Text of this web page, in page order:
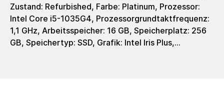
Zustand: Refurbished, Farbe: Platinum, Prozessor:
Intel Core i5-1035G4, Prozessorgrundtaktfrequenz:
1,1 GHz, Arbeitsspeicher: 16 GB, Speicherplatz: 256
GB, Speichertyp: SSD, Grafik: Intel Iris Plus,